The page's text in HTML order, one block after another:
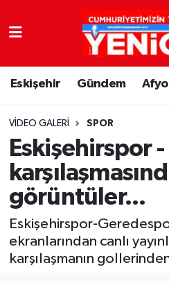
Eskişehir Gündem
VIDEO GALERI SPOR
Eskişehirspor
görüntüler...
Eskişehirspor-
ekranlarından canlı
karşılaşmanın
Nöbetçi Eczaneler
Hava Durumu
Trafik Durumu
Süper Lig Puan Durumu
Tüm Manşetler
Son Dakika Haberleri
Haber Arşivi